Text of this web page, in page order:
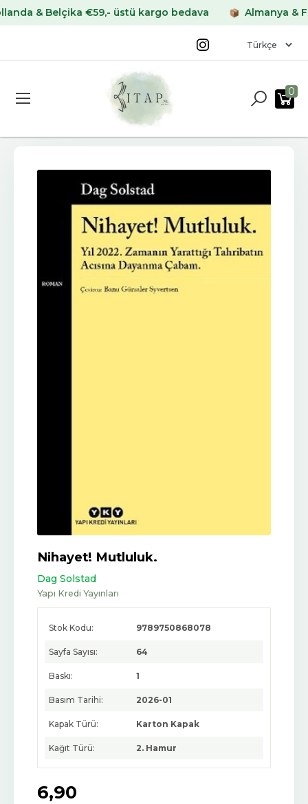
& Belçika €59,- üstü kargo bedava Almanya &
0
Nihayet! Mutluluk.
Dag Solstad
Yapı Kredi Yayınları
Stok Kodu: 9789750868078
Sayfa Sayısı: 64
Baskı: 1
Basım Tarihi: 2026-01
Kapak Türü: Karton Kapak
Kağıt Türü: 2. Hamur
6,90